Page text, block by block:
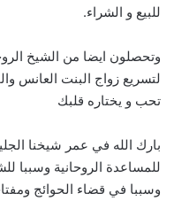
للبيع و الشراء.
وتحصلون ايضا من الشيخ
لتسريع زواج البنت العانس
تحب و يختاره قلبك
بارك الله في عمر شيخنا
للمساعدة الروحانية وسببا
وسببا في قضاء الحوائج